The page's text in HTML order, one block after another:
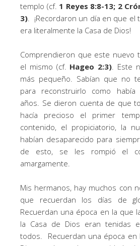
templo (cf. 1 Reyes 8:8-13; 2
3) . ¡Recordaron un día en que
era literalmente la Casa de Dios!
Comprendieron que este nuevo
el mismo (cf. Hageo 2:3) . Este
más pequeño. Sabían que no
para reconstruirlo como
años. Se dieron cuenta de que
hacía precioso el primer
contenido, el propiciatorio, la
habían desaparecido para
de esto, se les rompió el
amargamente.
Mis hermanos, hay muchos con
que recuerdan los días de
Recuerdan una época en la que
la Casa de Dios eran tenidas
todos. Recuerdan una época